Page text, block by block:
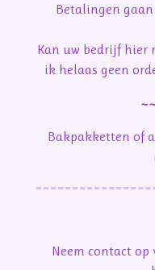
Betalingen
Kan uw bedrijf hier
ik helaas geen
Bakpakketten of
Neem contact op